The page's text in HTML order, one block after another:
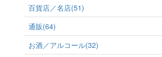
百貨店／名店(51)
通販(64)
お酒／アルコール(32)